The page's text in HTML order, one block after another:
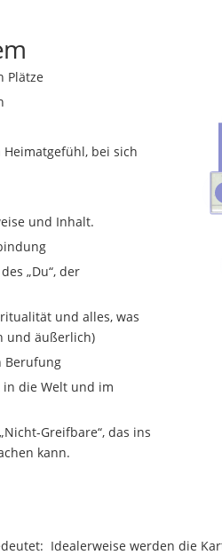
Plätze
bei sich
und Inhalt.
„Du“, der
und alles, was
und äußerlich)
Berufung
in die Welt und im
Greifbare“, das ins
kann.
Idealerweise werden die